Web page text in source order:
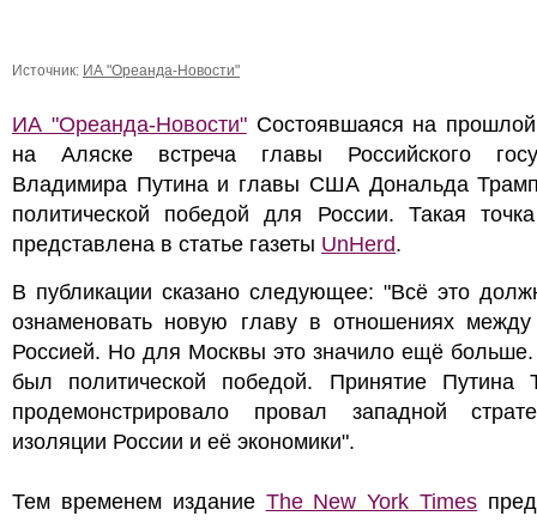
Источник: ИА "Ореанда-Новости"
ИА "Ореанда-Новости"Состоявшаяся на
на Аляске встреча главы Российского
Владимира Путина и главы США Дональда
политической победой для России. Такая
представлена в статье газеты UnHerd.
В публикации сказано следующее: "Всё это
ознаменовать новую главу в отношениях
Россией. Но для Москвы это значило ещё
был политической победой. Принятие Путина
продемонстрировало провал западной
изоляции России и её экономики".
Тем временем издание The New York Times